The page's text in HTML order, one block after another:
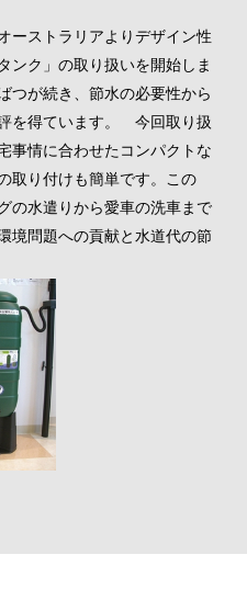
ーストラリアよりデザイン性
ンク」の取り扱いを開始しま
つが続き、節水の必要性から
を得ています。 今回取り扱
事情に合わせたコンパクトな
取り付けも簡単です。この
の水遣りから愛車の洗車まで
境問題への貢献と水道代の節